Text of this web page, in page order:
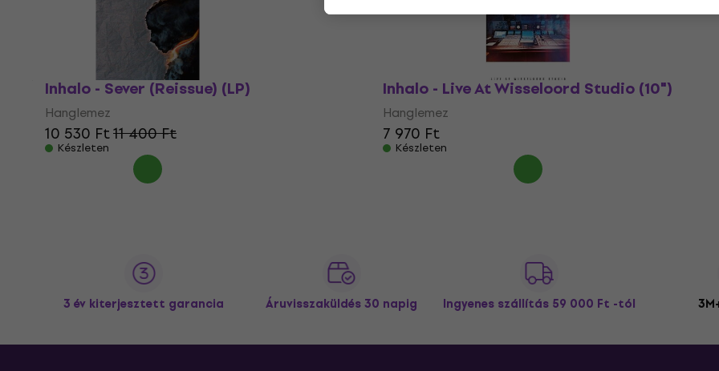
Inhalo - Sever (Reissue) (LP)
Hanglemez
10 530 Ft11 400 Ft
Készleten
Inhalo - Live At Wisseloord Studio (10")
Hanglemez
7 970 Ft
Készleten
3 év kiterjesztett garancia Áruvisszaküldés 30 napig Ingyenes szállítás 59 000 Ft -tól